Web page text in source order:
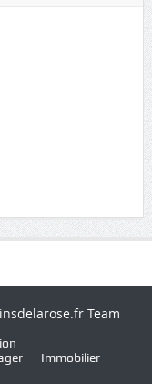
Team
Immobilier